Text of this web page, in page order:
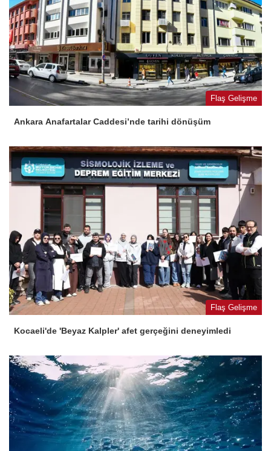
Flaş Gelişme
Ankara Anafartalar Caddesi’nde tarihi dönüşüm
Flaş Gelişme
Kocaeli'de 'Beyaz Kalpler' afet gerçeğini deneyimledi